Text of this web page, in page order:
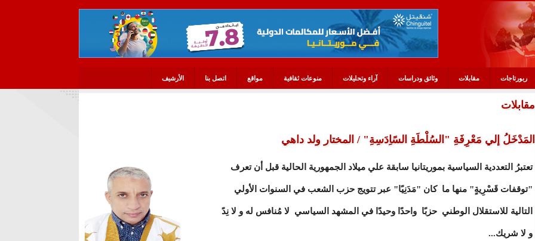
ربورتاجات مقابلات وثائق ودراسات آراء وتحليلات منوعات ثقافية مواقع اتصل بنا الأرشيف
مقابلات
المَدْخَلُ إلي مَعْرِفَةِ "السُلْطَةِ السًاِدَسِةِ" / المختار ولد داهي
تعتبرُ التعددية السياسية بموريتانيا سابقة علي ميلاد الجمهورية الحالية قبل أن تعرف
"توقفات قَسْرِيةٍ" منها ما كان "مَدَنِيًا" عبر تتويج حزب الشعب في السنوات الأولي
التالية للاستقلال الوطني حزبًا واحدًا وحيدًا في المشهد السياسي لا مُنافس له و لا نِدً
و لا شريك...